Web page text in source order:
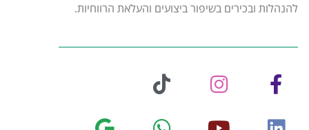
להנהלות ובכירים בשיפור ביצועים והעלאת הרווחיות.